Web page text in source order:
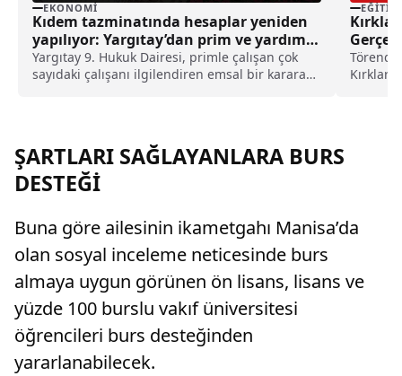
EKONOMI
Kıdem tazminatında hesaplar yeniden
yapılıyor: Yargıtay’dan prim ve yardım
ödemeleri için emsal karar
Yargıtay 9. Hukuk Dairesi, primle çalışan çok
sayıdaki çalışanı ilgilendiren emsal bir karara
alınmasını kararlaştırdı.
EĞITIM
ŞARTLARI SAĞLAYANLARA BURS
DESTEĞİ
Buna göre ailesinin ikametgahı Manisa’da
olan sosyal inceleme neticesinde burs
almaya uygun görünen ön lisans, lisans ve
yüzde 100 burslu vakıf üniversitesi
öğrencileri burs desteğinden
yararlanabilecek.